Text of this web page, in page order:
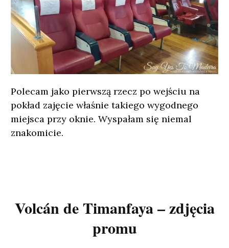
Polecam jako pierwszą rzecz po wejściu na
pokład zajęcie właśnie takiego wygodnego
miejsca przy oknie. Wyspałam się niemal
znakomicie.
Volcán de Timanfaya – zdjęcia
promu